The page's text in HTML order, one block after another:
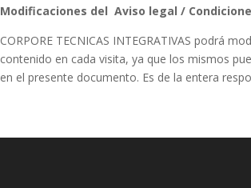
Modificaciones del Aviso legal /
CORPORE TECNICAS INTEGRATIVAS podrá
contenido en cada visita, ya que los mismos
en el presente documento. Es de la entera